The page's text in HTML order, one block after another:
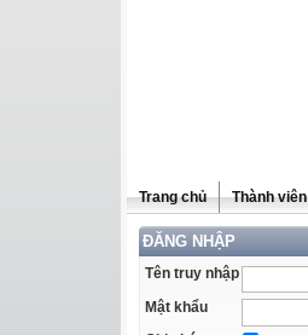
Trang chủ Thành viên
ĐĂNG NHẬP
Tên truy nhập
Mật khẩu